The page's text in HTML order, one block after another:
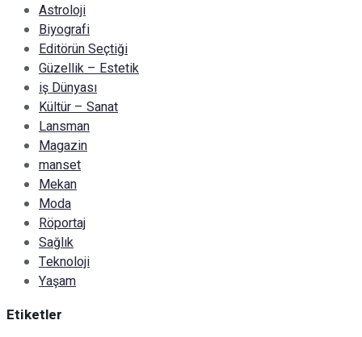
Astroloji
Biyografi
Editörün Seçtiği
Güzellik – Estetik
iş Dünyası
Kültür – Sanat
Lansman
Magazin
manset
Mekan
Moda
Röportaj
Sağlık
Teknoloji
Yaşam
Etiketler